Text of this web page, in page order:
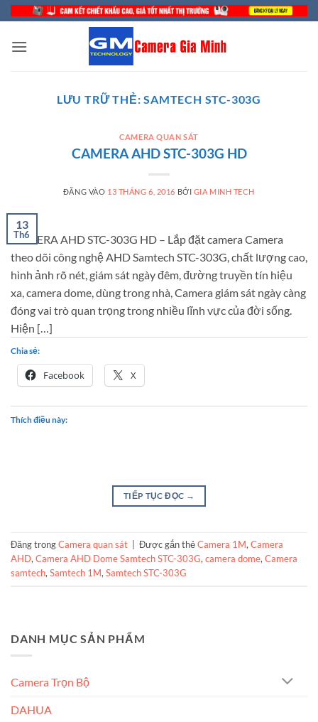
Bỏ
qua
nội
LƯU TRỮ THẺ:SAMTECH STC-303G
CAMERA QUAN SÁT
CAMERA AHD STC-303G HD
ĐĂNG VÀO 13 THÁNG 6, 2016 BỞI GIA MINH TECH
13
Th6
CAMERA AHD STC-303G HD – Lắp đặt camera Camera
theo dõi công nghệ AHD Samtech STC-303G, chất lượng cao,
hình ảnh rõ nét, giám sát ngày đêm, đường truyền tín hiệu
xa, camera dome, dùng trong nhà, Camera giám sát ngày càng
đóng vai trò quan trọng trong nhiều lĩnh vực của đời sống.
Hiện […]
Chia sẻ:
Facebook X
Thích điều này:
TIẾP TỤC ĐỌC →
Đăng trongCamera quan sát Được gắn thẻCamera 1M, Camera
AHD, Camera AHD Dome Samtech STC-303G, camera dome, Camera
samtech, Samtech 1M, Samtech STC-303G
DANH MỤC SẢN PHẨM
Camera Trọn Bộ
DAHUA